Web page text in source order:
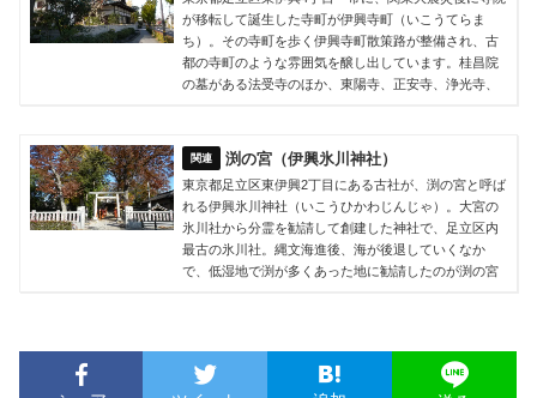
が移転して誕生した寺町が伊興寺町（いこうてらま
ち）。その寺町を歩く伊興寺町散策路が整備され、古
都の寺町のような雰囲気を醸し出しています。桂昌院
の墓がある法受寺のほか、東陽寺、正安寺、浄光寺、
渕の宮（伊興氷川神社）
東京都足立区東伊興2丁目にある古社が、渕の宮と呼ば
れる伊興氷川神社（いこうひかわじんじゃ）。大宮の
氷川社から分霊を勧請して創建した神社で、足立区内
最古の氷川社。縄文海進後、海が後退していくなか
で、低湿地で渕が多くあった地に勧請したのが渕の宮